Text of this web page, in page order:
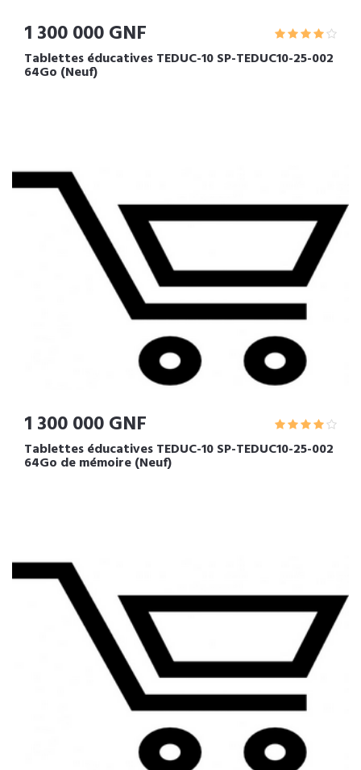
1 300 000 GNF
Tablettes éducatives TEDUC-10 SP-TEDUC10-25-002
64Go (Neuf)
1 300 000 GNF
Tablettes éducatives TEDUC-10 SP-TEDUC10-25-002
64Go de mémoire (Neuf)